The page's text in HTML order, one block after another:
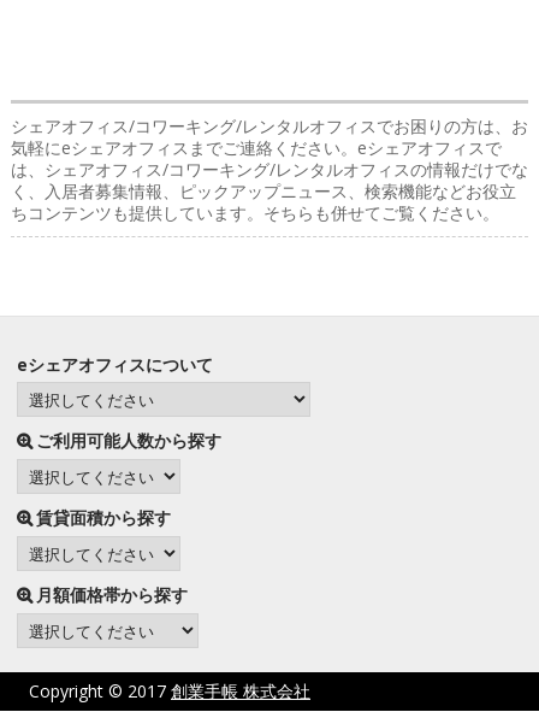
シェアオフィス/コワーキング/レンタルオフィスでお困りの方は、お
気軽にeシェアオフィスまでご連絡ください。eシェアオフィスで
は、シェアオフィス/コワーキング/レンタルオフィスの情報だけでな
く、入居者募集情報、ピックアップニュース、検索機能などお役立
ちコンテンツも提供しています。そちらも併せてご覧ください。
eシェアオフィスについて
ご利用可能人数から探す
賃貸面積から探す
月額価格帯から探す
Copyright © 2017 創業手帳 株式会社